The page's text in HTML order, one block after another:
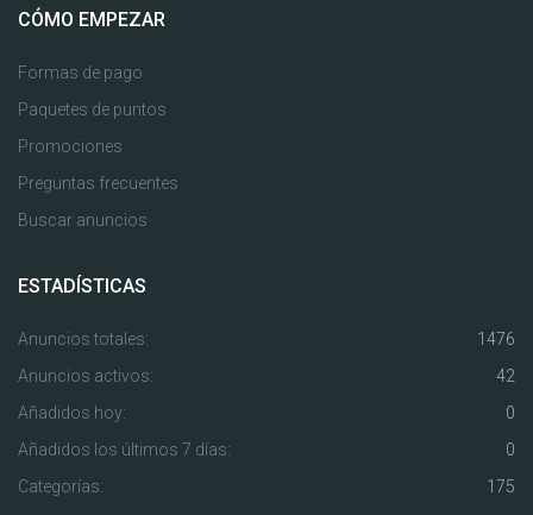
CÓMO EMPEZAR
Formas de pago
Paquetes de puntos
Promociones
Preguntas frecuentes
Buscar anuncios
ESTADÍSTICAS
Anuncios totales:
1476
Anuncios activos:
42
Añadidos hoy:
0
Añadidos los últimos 7 días:
0
Categorías:
175